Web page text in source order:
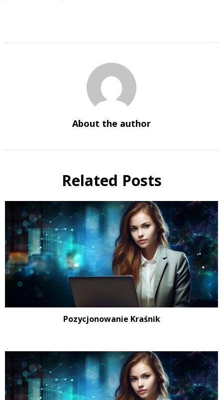
About the author
Related Posts
Pozycjonowanie Kraśnik